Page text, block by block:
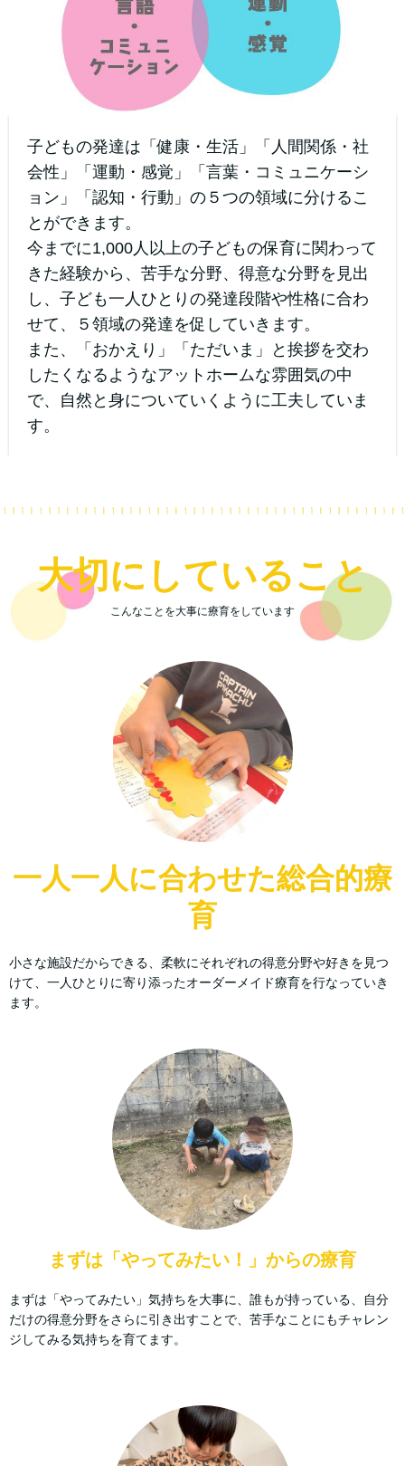
子どもの発達は「健康・生活」「人間関係・社
会性」「運動・感覚」「言葉・コミュニケーシ
ョン」「認知・行動」の５つの領域に分けるこ
とができます。
今までに1,000人以上の子どもの保育に関わって
きた経験から、苦手な分野、得意な分野を見出
し、子ども一人ひとりの発達段階や性格に合わ
せて、５領域の発達を促していきます。
また、「おかえり」「ただいま」と挨拶を交わ
したくなるようなアットホームな雰囲気の中
で、自然と身についていくように工夫していま
す。
大切にしていること
こんなことを大事に療育をしています
一人一人に合わせた総合的療
育
小さな施設だからできる、柔軟にそれぞれの得意分野や好きを見つ
けて、一人ひとりに寄り添ったオーダーメイド療育を行なっていき
ます。
まずは「やってみたい！」からの療育
まずは「やってみたい」気持ちを大事に、誰もが持っている、自分
だけの得意分野をさらに引き出すことで、苦手なことにもチャレン
ジしてみる気持ちを育てます。